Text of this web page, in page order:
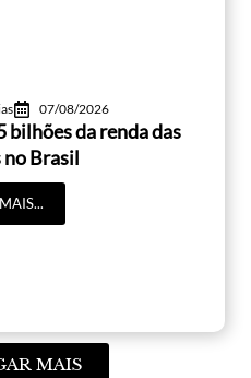
07/08/2026
bilhões da renda das
Brasil
MAIS